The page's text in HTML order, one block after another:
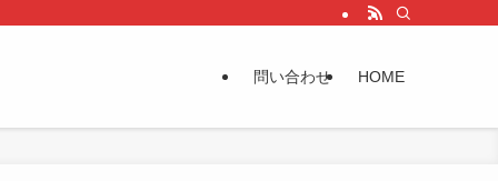
問い合わせ HOME